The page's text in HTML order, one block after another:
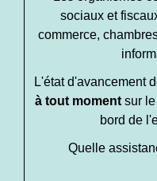
sociaux et
commerce,
L'état d'avancement
à tout moment sur
bord de
Quelle